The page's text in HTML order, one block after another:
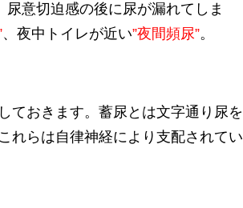
尿意切迫感の後に尿が漏れてしま
、夜中トイレが近い”夜間頻尿”。
ておきます。蓄尿とは文字通り尿を
れらは自律神経により支配されてい